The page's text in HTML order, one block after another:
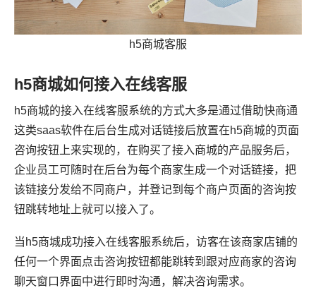
h5商城客服
h5商城如何接入在线客服
h5商城的接入在线客服系统的方式大多是通过借助快商通
这类saas软件在后台生成对话链接后放置在h5商城的页面
咨询按钮上来实现的，在购买了接入商城的产品服务后，
企业员工可随时在后台为每个商家生成一个对话链接，把
该链接分发给不同商户，并登记到每个商户页面的咨询按
钮跳转地址上就可以接入了。
当h5商城成功接入在线客服系统后，访客在该商家店铺的
任何一个界面点击咨询按钮都能跳转到跟对应商家的咨询
聊天窗口界面中进行即时沟通，解决咨询需求。